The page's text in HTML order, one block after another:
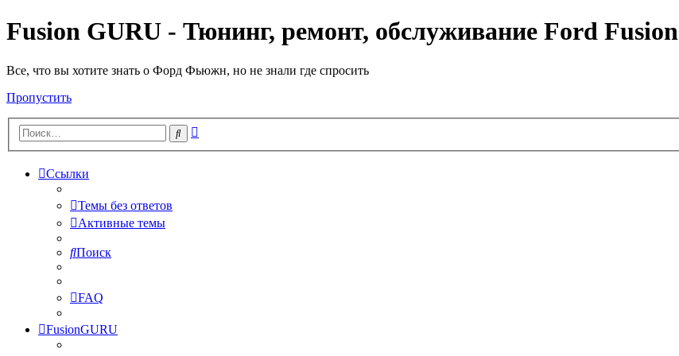
Fusion GURU - Тюнинг, ремонт, обслуживание Ford Fusion
Все, что вы хотите знать о Форд Фьюжн, но не знали где спросить
Пропустить
Поиск
Ссылки
Темы без ответов
Активные темы
Поиск
FAQ
FusionGURU